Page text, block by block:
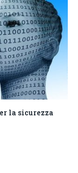
la sicurezza